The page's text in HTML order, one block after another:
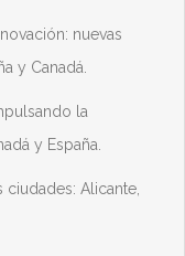
nuevas
y Canadá.
la
y España.
ciudades: Alicante,